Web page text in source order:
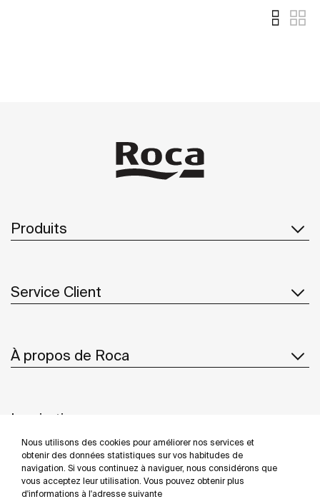
Nous utilisons des cookies pour améliorer nos services et
obtenir des données statistiques sur vos habitudes de
navigation. Si vous continuez à naviguer, nous considérons que
vous acceptez leur utilisation. Vous pouvez obtenir plus
d'informations à l'adresse suivante
Produits
Service Client
À propos de Roca
Inspiration
Suivez-nous